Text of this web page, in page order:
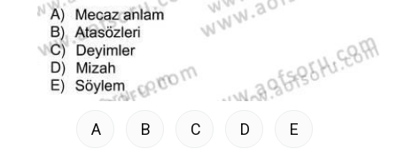
A B C D E